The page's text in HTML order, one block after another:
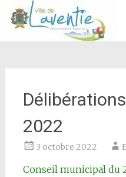
Ville de Laventie
2022
3 octobre 2022
Conseil municipal du